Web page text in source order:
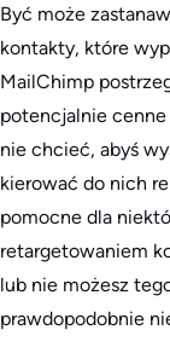
Być może
kontakty, które
MailChimp
potencjalnie
nie chcieć, abyś
kierować do nich
pomocne dla
retargetowaniem
lub nie możesz
prawdopodobnie